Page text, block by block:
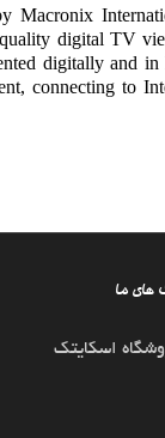
digital TV
digitally and
connecting to
های ما
اسکایتک